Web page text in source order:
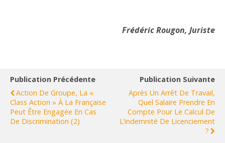
Frédéric Rougon, Juriste
Publication Précédente
Action De Groupe, La «
Class Action » À La Française
Peut Être Engagée En Cas
De Discrimination (2)
Publication Suivante
Après Un Arrêt De Travail,
Quel Salaire Prendre En
Compte Pour Le Calcul De
L’indemnité De Licenciement
?